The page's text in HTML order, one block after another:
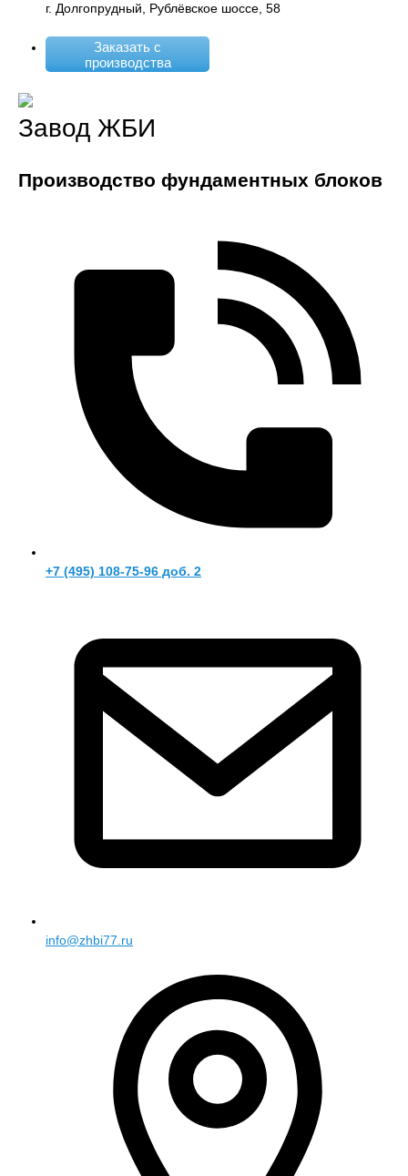
г. Долгопрудный, Рублёвское шоссе, 58
Заказать с
производства
Завод ЖБИ
Производство фундаментных блоков
+7 (495) 108-75-96 доб. 2
info@zhbi77.ru